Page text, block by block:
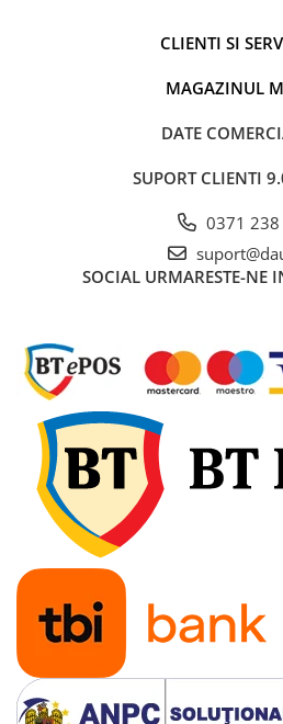
Benzi si placi reflectorizante
Girofaruri auto si camion
Goarne / Trompete Pneumatice
Rampe luminoase girofar
Suporturi pentru girofare auto si
camion
Veste Reflectorizante de Avertizare
Elemente Caroserie
Capace inox si jante
Capace piulite
Deflectoare geam
Oglinzi auto
Parasolare Camion – Cabina si
Accesorii
Protectii si pasaje roti
Reclame Luminoase
CLIENTI SI
MAGAZINUL
DATE
SUPORT CLIENTI
0371 238
SOCIAL URMARESTE-NE